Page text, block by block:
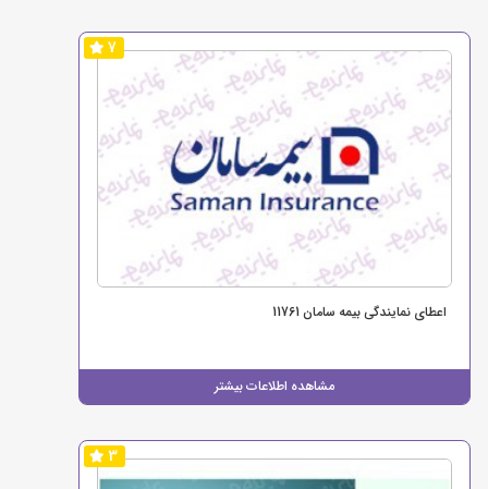
7
اعطای نمایندگی بیمه سامان 11761
مشاهده اطلاعات بیشتر
3